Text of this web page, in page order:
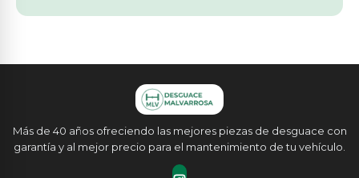
Más de 40 años ofreciendo las mejores piezas de desguace con
garantía y al mejor precio para el mantenimiento de tu vehículo.